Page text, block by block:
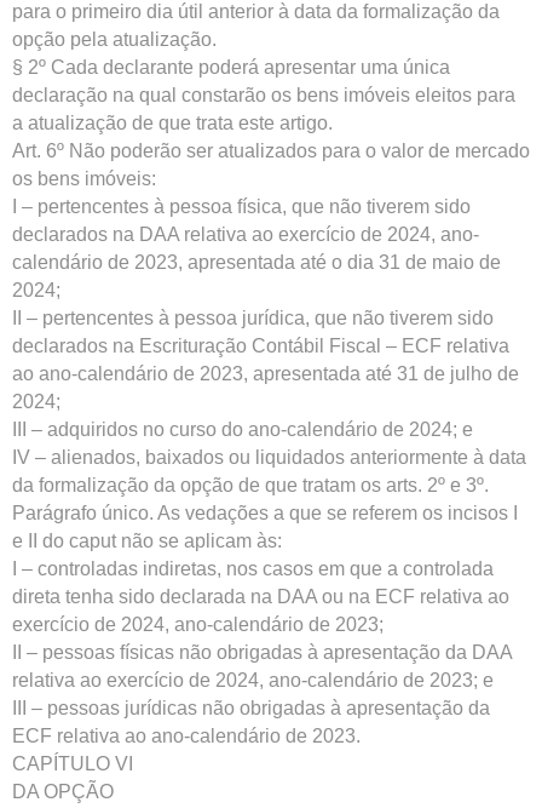
para o primeiro dia útil anterior à data da formalização da
opção pela atualização.
§ 2º Cada declarante poderá apresentar uma única
declaração na qual constarão os bens imóveis eleitos para
a atualização de que trata este artigo.
Art. 6º Não poderão ser atualizados para o valor de mercado
os bens imóveis:
I – pertencentes à pessoa física, que não tiverem sido
declarados na DAA relativa ao exercício de 2024, ano-
calendário de 2023, apresentada até o dia 31 de maio de
2024;
II – pertencentes à pessoa jurídica, que não tiverem sido
declarados na Escrituração Contábil Fiscal – ECF relativa
ao ano-calendário de 2023, apresentada até 31 de julho de
2024;
III – adquiridos no curso do ano-calendário de 2024; e
IV – alienados, baixados ou liquidados anteriormente à data
da formalização da opção de que tratam os arts. 2º e 3º.
Parágrafo único. As vedações a que se referem os incisos I
e II do caput não se aplicam às:
I – controladas indiretas, nos casos em que a controlada
direta tenha sido declarada na DAA ou na ECF relativa ao
exercício de 2024, ano-calendário de 2023;
II – pessoas físicas não obrigadas à apresentação da DAA
relativa ao exercício de 2024, ano-calendário de 2023; e
III – pessoas jurídicas não obrigadas à apresentação da
ECF relativa ao ano-calendário de 2023.
CAPÍTULO VI
DA OPÇÃO